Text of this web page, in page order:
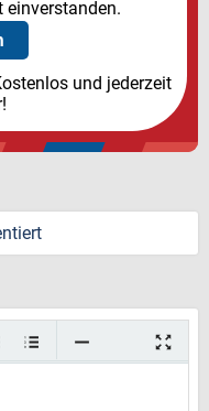
und jederzeit